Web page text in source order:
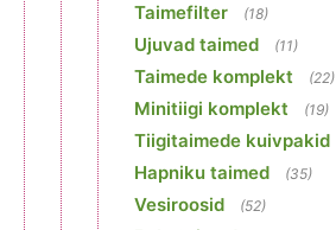
Taimefilter (18)
Ujuvad taimed (11)
Taimede komplekt (22)
Minitiigi komplekt (19)
Tiigitaimede kuivpakid
Hapniku taimed (35)
Vesiroosid (52)